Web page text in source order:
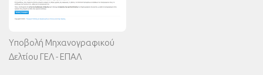
Υποβολή Μηχανογραφικού
Δελτίου ΓΕΛ - ΕΠΑΛ